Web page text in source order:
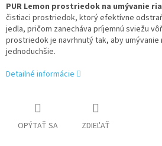
PUR Lemon prostriedok na umývanie
čistiaci prostriedok, ktorý efektívne
jedla, pričom zanecháva príjemnú sviežu
prostriedok je navrhnutý tak, aby umývanie
jednoduchšie.
Detailné informácie
OPÝTAŤ SA ZDIEĽAŤ